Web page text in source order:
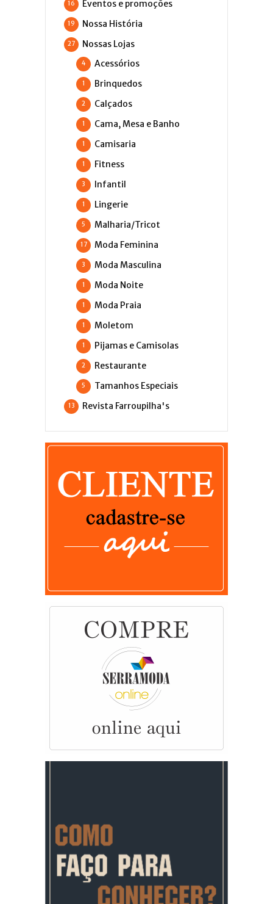
Eventos e promoções
16
Nossa História
19
Nossas Lojas
27
Acessórios
4
Brinquedos
1
Calçados
2
Cama, Mesa e Banho
1
Camisaria
1
Fitness
1
Infantil
3
Lingerie
1
Malharia/Tricot
5
Moda Feminina
17
Moda Masculina
3
Moda Noite
1
Moda Praia
1
Moletom
1
Pijamas e Camisolas
1
Restaurante
2
Tamanhos Especiais
5
Revista Farroupilha's
13